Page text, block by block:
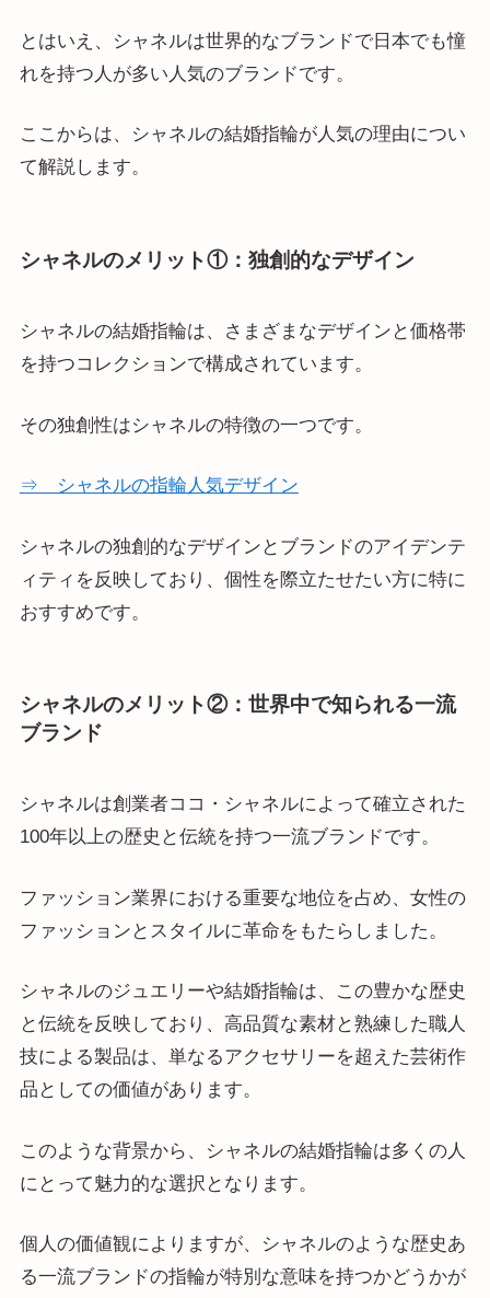
とはいえ、シャネルは世界的なブランドで日本でも憧
れを持つ人が多い人気のブランドです。
ここからは、シャネルの結婚指輪が人気の理由につい
て解説します。
シャネルのメリット①：独創的なデザイン
シャネルの結婚指輪は、さまざまなデザインと価格帯
を持つコレクションで構成されています。
その独創性はシャネルの特徴の一つです。
⇒ シャネルの指輪人気デザイン
シャネルの独創的なデザインとブランドのアイデンテ
ィティを反映しており、個性を際立たせたい方に特に
おすすめです。
シャネルのメリット②：世界中で知られる一流
ブランド
シャネルは創業者ココ・シャネルによって確立された
100年以上の歴史と伝統を持つ一流ブランドです。
ファッション業界における重要な地位を占め、女性の
ファッションとスタイルに革命をもたらしました。
シャネルのジュエリーや結婚指輪は、この豊かな歴史
と伝統を反映しており、高品質な素材と熟練した職人
技による製品は、単なるアクセサリーを超えた芸術作
品としての価値があります。
このような背景から、シャネルの結婚指輪は多くの人
にとって魅力的な選択となります。
個人の価値観によりますが、シャネルのような歴史あ
る一流ブランドの指輪が特別な意味を持つかどうかが